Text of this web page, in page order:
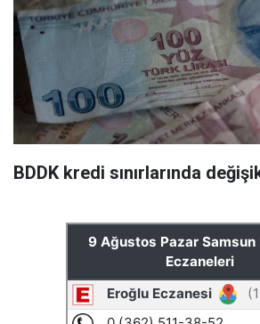
BDDK kredi sınırlarında